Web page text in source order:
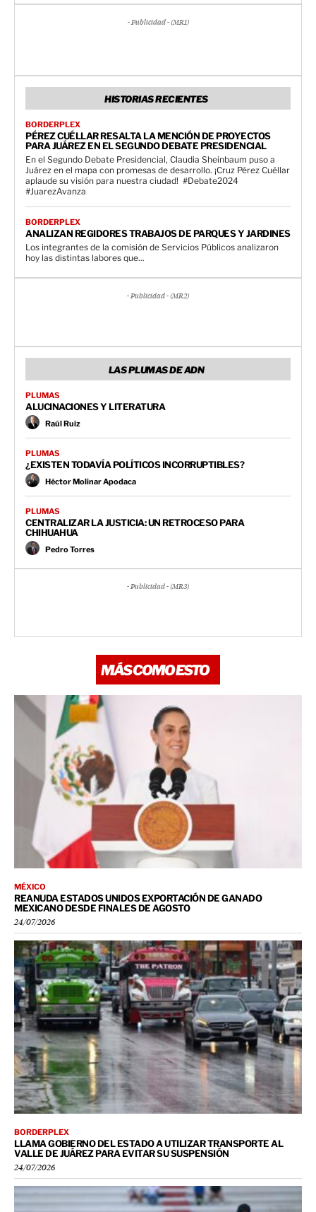
- Publicidad - (MR1)
HISTORIAS RECIENTES
BORDERPLEX
PÉREZ CUÉLLAR RESALTA LA MENCIÓN DE PROYECTOS
PARA JUÁREZ EN EL SEGUNDO DEBATE PRESIDENCIAL
En el Segundo Debate Presidencial, Claudia Sheinbaum puso a
Juárez en el mapa con promesas de desarrollo. ¡Cruz Pérez Cuéllar
aplaude su visión para nuestra ciudad! ️ #Debate2024
#JuarezAvanza
BORDERPLEX
ANALIZAN REGIDORES TRABAJOS DE PARQUES Y JARDINES
Los integrantes de la comisión de Servicios Públicos analizaron
hoy las distintas labores que...
- Publicidad - (MR2)
LAS PLUMAS DE ADN
PLUMAS
ALUCINACIONES Y LITERATURA
Raúl Ruiz
PLUMAS
¿EXISTEN TODAVÍA POLÍTICOS INCORRUPTIBLES?
Héctor Molinar Apodaca
PLUMAS
CENTRALIZAR LA JUSTICIA: UN RETROCESO PARA
CHIHUAHUA
Pedro Torres
- Publicidad - (MR3)
MÁS COMO ESTO
MÉXICO
REANUDA ESTADOS UNIDOS EXPORTACIÓN DE GANADO
MEXICANO DESDE FINALES DE AGOSTO
24/07/2026
BORDERPLEX
LLAMA GOBIERNO DEL ESTADO A UTILIZAR TRANSPORTE AL
VALLE DE JUÁREZ PARA EVITAR SU SUSPENSIÓN
24/07/2026